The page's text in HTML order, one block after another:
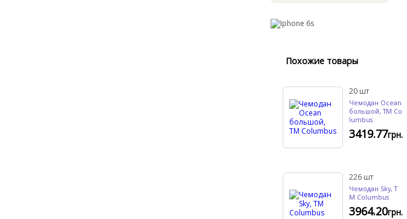
Похожие товары
20 шт
Чемодан Ocean
большой, TM Co
lumbus
3419.77грн.
226 шт
Чемодан Sky, T
M Columbus
3964.20грн.